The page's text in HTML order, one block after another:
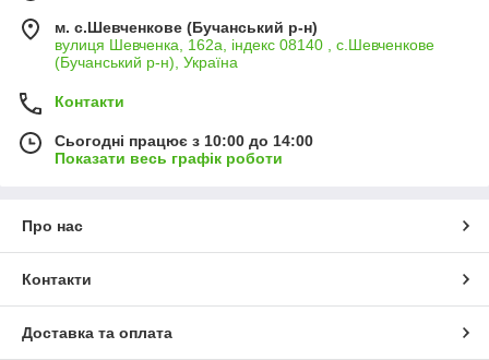
м. с.Шевченкове (Бучанський р-н)
вулиця Шевченка, 162а, індекс 08140 , с.Шевченкове
(Бучанський р-н), Україна
Контакти
Сьогодні працює з 10:00 до 14:00
Показати весь графік роботи
Про нас
Контакти
Доставка та оплата